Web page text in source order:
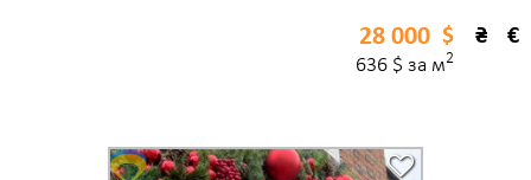
$ ₴ €
28 000
636 $ за м2